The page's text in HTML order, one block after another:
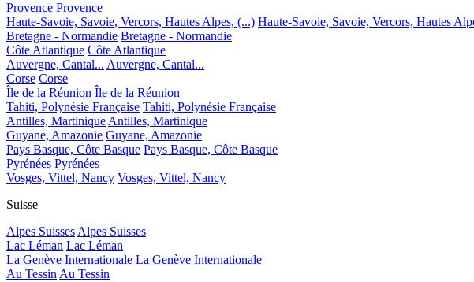
Provence Provence
Haute-Savoie, Savoie, Vercors, Hautes Alpes, (...) Haute-Savoie, Savoie, Vercors, Hautes
Bretagne - Normandie Bretagne - Normandie
Côte Atlantique Côte Atlantique
Auvergne, Cantal... Auvergne, Cantal...
Corse Corse
Île de la Réunion Île de la Réunion
Tahiti, Polynésie Française Tahiti, Polynésie Française
Antilles, MartiniqueAntilles, Martinique
Guyane, Amazonie Guyane, Amazonie
Pays Basque, Côte Basque Pays Basque, Côte Basque
Pyrénées Pyrénées
Vosges, Vittel, Nancy Vosges, Vittel, Nancy
Suisse
Alpes SuissesAlpes Suisses
Lac Léman Lac Léman
La Genève Internationale La Genève Internationale
Au TessinAu Tessin